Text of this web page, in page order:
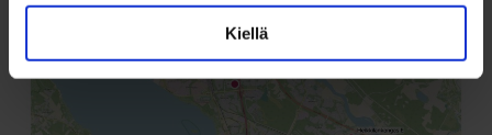
Kiellä